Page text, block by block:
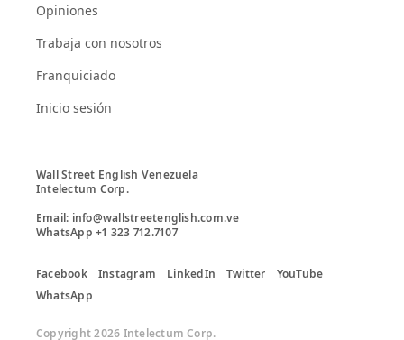
Opiniones
Trabaja con nosotros
Franquiciado
Inicio sesión
Wall Street English Venezuela
Intelectum Corp.
Email: info@wallstreetenglish.com.ve
WhatsApp +1 323 712.7107
Facebook Instagram LinkedIn Twitter
YouTube
WhatsApp
Copyright 2026 Intelectum Corp.